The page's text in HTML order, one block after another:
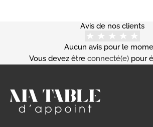
Avis de nos clients
Aucun avis pour le
Vous devez être connecté(e)pour